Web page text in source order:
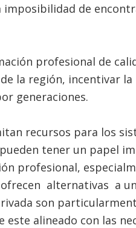
de
profesional de
la región, incentivar la
generaciones.
recursos para los
tener un papel
profesional,
alternativas a
son
alineado con las